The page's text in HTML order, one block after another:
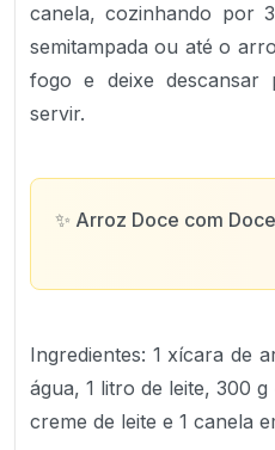
canela, cozinhando por
semitampada ou até o
fogo e deixe
servir.
✨ Arroz Doce com
Ingredientes: 1 xícara de
água, 1 litro de leite, 300
creme de leite e 1 canela